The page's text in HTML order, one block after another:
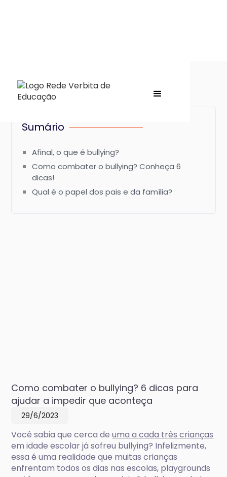
Sumário
Afinal, o que é bullying?
Como combater o bullying? Conheça 6
dicas!
Qual é o papel dos pais e da família?
Como combater o bullying? 6 dicas para
ajudar a impedir que aconteça
29/6/2023
Você sabia que cerca deuma a cada três crianças
em idade escolar já sofreu bullying? Infelizmente,
essa é uma realidade que muitas crianças
enfrentam todos os dias nas escolas, playgrounds